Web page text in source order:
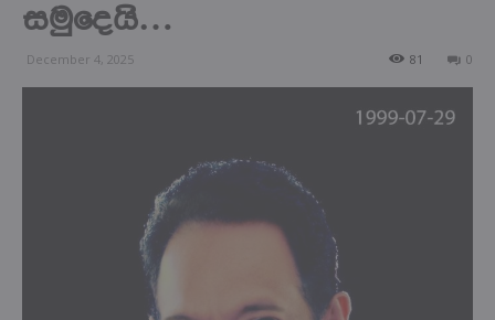
සමුදෙයි…
December 4, 2025 0
81